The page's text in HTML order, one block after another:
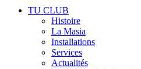
TU CLUB
Histoire
La Masia
Installations
Services
Actualités